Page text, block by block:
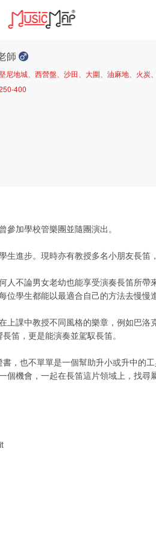
師
尼地城、西營盤、沙田、大圍、油麻地、火炭
400
加學校管樂團並隨團演出。
進步。現時亦有教授多名小朋友長笛
人不論男女老幼也能享受演奏長笛所帶
學生都能以最適合自己的方法去慢慢進
上課中教授不同風格的樂章，例如巴洛
笛，更是能演奏並駕馭長笛。
，也不單單是一個幫助升小或升中的
機會，一起在長笛這片領域上，找尋